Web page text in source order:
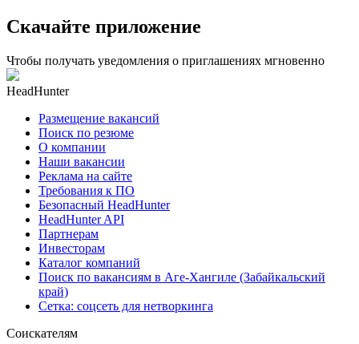
Скачайте приложение
Чтобы получать уведомления о приглашениях мгновенно
HeadHunter
Размещение вакансий
Поиск по резюме
О компании
Наши вакансии
Реклама на сайте
Требования к ПО
Безопасный HeadHunter
HeadHunter API
Партнерам
Инвесторам
Каталог компаний
Поиск по вакансиям в Аге-Хангиле (Забайкальский
край)
Сетка: соцсеть для нетворкинга
Соискателям